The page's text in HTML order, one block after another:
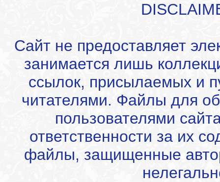
Сайт не предоставляет
занимается лишь
ссылок, присылаемых и
читателями. Файлы для
пользователями
ответственности за их
файлы, защищенные